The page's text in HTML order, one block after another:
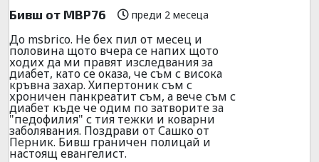
Бивш от МВР76 преди 2 месеца
До msbrico. Не бех пил от месец и
половина щото вчера се напих щото
ходих да ми правят изследвания за
диабет, като се оказа, че съм с висока
кръвна захар. Хипертоник съм с
хроничен панкреатит съм, а вече съм с
диабет къде че одим по затворите за
"педофилия" с тия тежки и коварни
заболявания. Поздрави от Сашко от
Перник. Бивш граничен полицай и
настоящ евангелист.